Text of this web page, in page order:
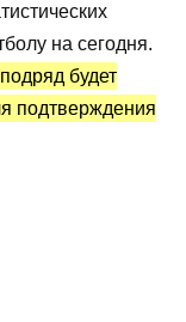
на сегодня.
будет
подтверждения